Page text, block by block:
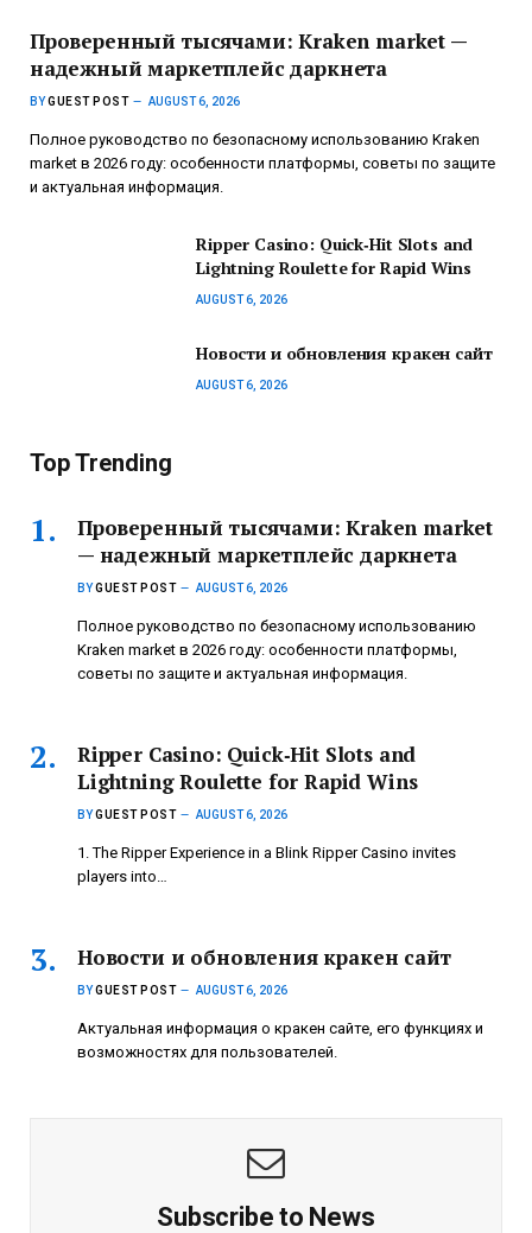
Проверенный тысячами: Kraken market —
надежный маркетплейс даркнета
BYGUEST POST AUGUST 6, 2026
Полное руководство по безопасному использованию Kraken
market в 2026 году: особенности платформы, советы по защите
и актуальная информация.
Ripper Casino: Quick‑Hit Slots and
Lightning Roulette for Rapid Wins
AUGUST 6, 2026
Новости и обновления кракен сайт
AUGUST 6, 2026
Top Trending
Проверенный тысячами: Kraken market
— надежный маркетплейс даркнета
BYGUEST POST AUGUST 6, 2026
Полное руководство по безопасному использованию
Kraken market в 2026 году: особенности платформы,
советы по защите и актуальная информация.
Ripper Casino: Quick‑Hit Slots and
Lightning Roulette for Rapid Wins
BYGUEST POST AUGUST 6, 2026
1. The Ripper Experience in a Blink Ripper Casino invites
players into…
Новости и обновления кракен сайт
BYGUEST POST AUGUST 6, 2026
Актуальная информация о кракен сайте, его функциях и
возможностях для пользователей.
Subscribe to News